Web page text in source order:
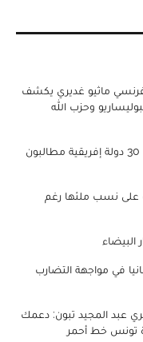
ماثيو غديري يكشف
وحزب الله
تأشيرة الدخول للولايات المتحدة: مواطنو 30 دولة إفريقية مطالبون
نسب ملئها رغم
البيضاء
في مواجهة التضارب
عبد المجيد تبون: دعمك
تونس خط أحمر